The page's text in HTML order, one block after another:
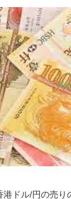
ドル/円の売り